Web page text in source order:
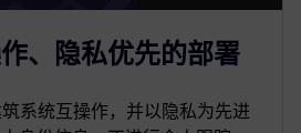
、隐私优先的部署
系统互操作，并以隐私为先进